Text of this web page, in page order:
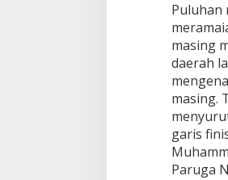
Puluhan
masing
daerah
masing.
garis
Paruga